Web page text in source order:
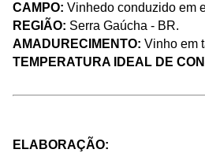
CAMPO: Vinhedo conduzido em
REGIÃO: Serra Gaúcha - BR.
AMADURECIMENTO: Vinho em
TEMPERATURA IDEAL DE
ELABORAÇÃO: